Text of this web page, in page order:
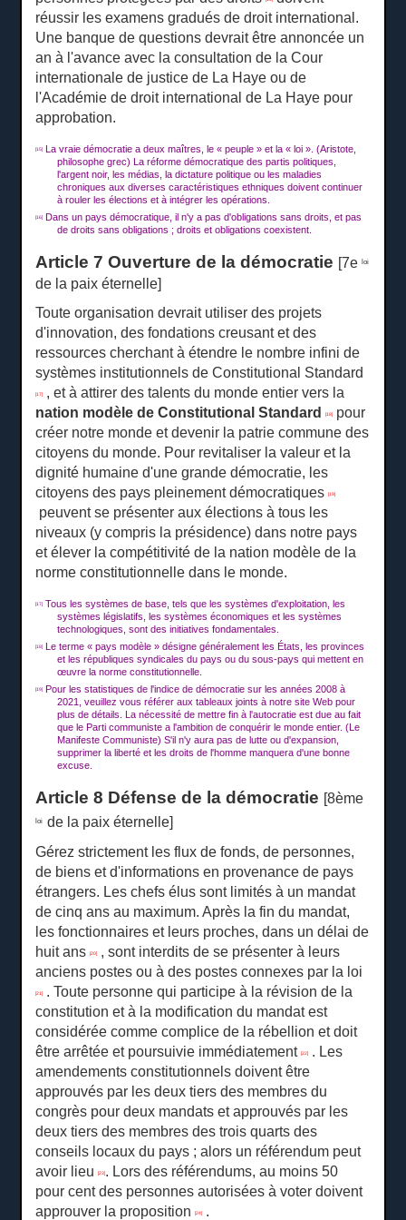
réussir les examens gradués de droit international.
Une banque de questions devrait être annoncée un
an à l'avance avec la consultation de la Cour
internationale de justice de La Haye ou de
l'Académie de droit international de La Haye pour
approbation.
[15] La vraie démocratie a deux maîtres, le « peuple » et la « loi ».(Aristote,
philosophe grec) La réforme démocratique des partis politiques,
l'argent noir, les médias, la dictature politique ou les maladies
chroniques aux diverses caractéristiques ethniques doivent continuer
à rouler les élections et à intégrer les opérations.
[16]
Dans un pays démocratique, il n'y a pas d'obligations sans droits, et pas
de droits sans obligations ;droits et obligations coexistent.
Article 7 Ouverture de la démocratie [7eloi
de la paix éternelle]
Toute organisation devrait utiliser des projets
d'innovation, des fondations creusant et des
ressources cherchant à étendre le nombre infini de
systèmes institutionnels de Constitutional Standard
[17]
, et à attirer des talents du monde entier vers la
nation modèle de Constitutional Standard[18]
pour
créer notre monde et devenir la patrie commune des
citoyens du monde. Pour revitaliser la valeur et la
dignité humaine d'une grande démocratie, les
citoyens des pays pleinement démocratiques[19]
peuvent se présenter aux élections à tous les
niveaux (y compris la présidence) dans notre pays
et élever la compétitivité de la nation modèle de la
norme constitutionnelle dans le monde.
[17]
Tous les systèmes de base, tels que les systèmes d'exploitation, les
systèmes législatifs, les systèmes économiques et les systèmes
technologiques, sont des initiatives fondamentales.
[18]
Le terme « pays modèle » désigne généralement les États, les provinces
et les républiques syndicales du pays ou du sous-pays qui mettent en
œuvre la norme constitutionnelle.
[19]
Pour les statistiques de l'indice de démocratie sur les années 2008 à
2021, veuillez vous référer aux tableaux joints à notre site Web pour
plus de détails.La nécessité de mettre fin à l'autocratie est due au fait
que le Parti communiste a l'ambition de conquérir le monde entier.(Le
Manifeste Communiste) S'il n'y aura pas de lutte ou d'expansion,
supprimer la liberté et les droits de l'homme manquera d'une bonne
excuse.
Article 8 Défense de la démocratie [8ème
loi
de la paix éternelle]
Gérez strictement les flux de fonds, de personnes,
de biens et d'informations en provenance de pays
étrangers. Les chefs élus sont limités à un mandat
de cinq ans au maximum.Après la fin du mandat,
les fonctionnaires et leurs proches, dans un délai de
huit ans[20]
, sont interdits de se présenter à leurs
anciens postes ou à des postes connexes par la loi
[21] .Toute personne qui participe à la révision de la
constitution et à la modification du mandat est
considérée comme complice de la rébellion et doit
être arrêtée et poursuivie immédiatement[22] . Les
amendements constitutionnels doivent être
approuvés par les deux tiers des membres du
congrès pour deux mandats et approuvés par les
deux tiers des membres des trois quarts des
conseils locaux du pays ;alors un référendum peut
avoir lieu[23] . Lors des référendums, au moins 50
pour cent des personnes autorisées à voter doivent
approuver la proposition[24] .